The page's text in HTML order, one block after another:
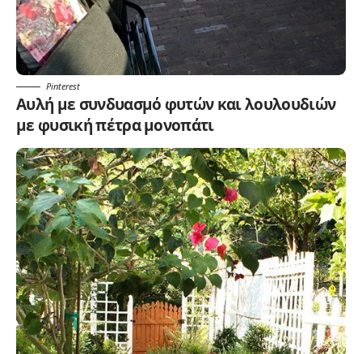
Pinterest
Αυλή με συνδυασμό φυτών και λουλουδιών
με φυσική πέτρα μονοπάτι